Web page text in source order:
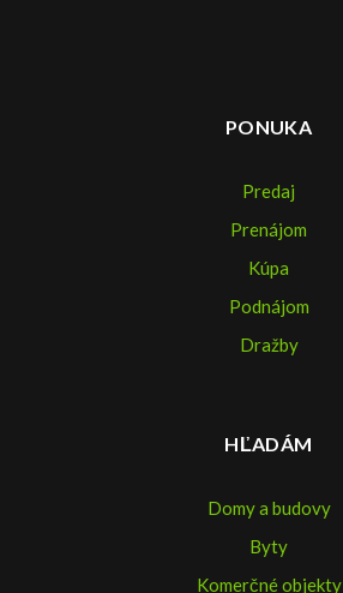
PONUKA
Predaj
Prenájom
Kúpa
Podnájom
Dražby
HĽADÁM
Domy a budovy
Byty
Komerčné objekty